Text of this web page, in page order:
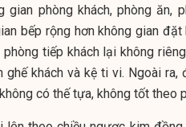
gian phòng khách, phòng ăn,
bếp rộng hơn không gian đặt
tiếp khách lại không
ghế khách và kệ ti vi. Ngoài
có thế tựa, không tốt theo